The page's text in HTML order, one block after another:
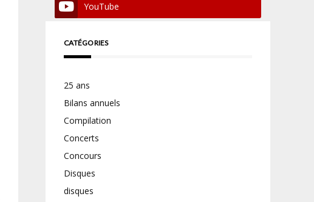
YouTube
CATÉGORIES
25 ans
Bilans annuels
Compilation
Concerts
Concours
Disques
disques